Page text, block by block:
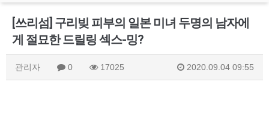
[쓰리섬] 구리빚 피부의 일본 미녀 두명의 남자에
게 절묘한 드릴링 섹스-밍?
관리자 0 17025 2020.09.04 09:55